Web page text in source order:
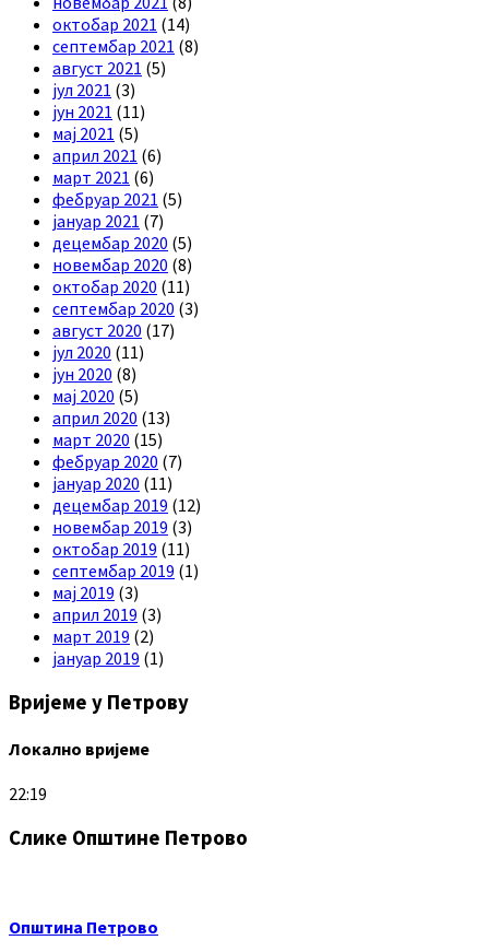
октобар 2021 (14)
септембар 2021 (8)
август 2021 (5)
јул 2021 (3)
јун 2021 (11)
мај 2021 (5)
април 2021 (6)
март 2021 (6)
фебруар 2021 (5)
јануар 2021 (7)
децембар 2020 (5)
новембар 2020 (8)
октобар 2020 (11)
септембар 2020 (3)
август 2020 (17)
јул 2020 (11)
јун 2020 (8)
мај 2020 (5)
април 2020 (13)
март 2020 (15)
фебруар 2020 (7)
јануар 2020 (11)
децембар 2019 (12)
новембар 2019 (3)
октобар 2019 (11)
септембар 2019 (1)
мај 2019 (3)
април 2019 (3)
март 2019 (2)
јануар 2019 (1)
Вријеме у Петрову
Локално вријеме
22:19
Слике Општине Петрово
Општина Петрово